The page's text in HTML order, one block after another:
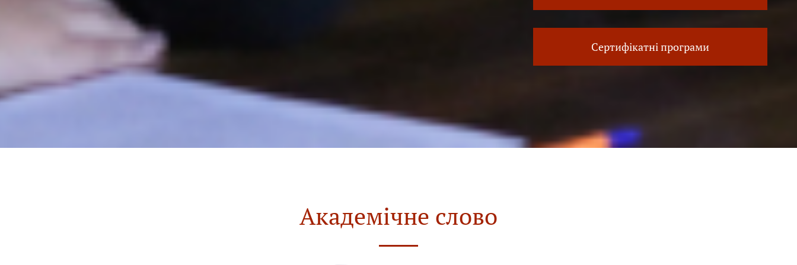
Сертифікатні програми
Академічне слово